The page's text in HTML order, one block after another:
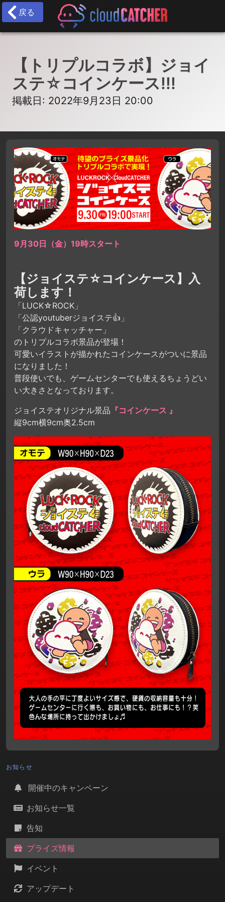
戻る
【トリプルコラボ】ジョイ
ステ☆コインケース!!!
掲載日: 2022年9月23日 20:00
9月30日（金）19時スタート
【ジョイステ☆コインケース】入
荷します！
「LUCK☆ROCK」
「公認youtuberジョイステ👍」
「クラウドキャッチャー」
のトリプルコラボ景品が登場！
可愛いイラストが描かれたコインケースがついに景品
になりました！
普段使いでも、ゲームセンターでも使えるちょうどい
い大きさとなっております。
ジョイステオリジナル景品 『コインケース 』
縦9cm横9cm奥2.5cm
お知らせ
開催中のキャンペーン
お知らせ一覧
告知
プライズ情報
イベント
アップデート